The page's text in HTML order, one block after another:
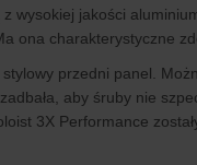
wysokiej jakości
ona charakterystyczne
przedni panel.
aby śruby nie
3X Performance